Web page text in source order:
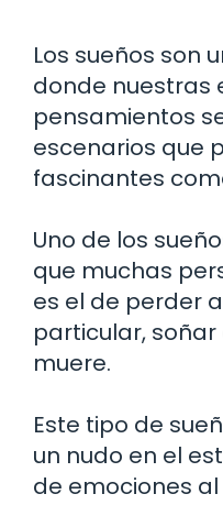
Los sueños son
donde nuestras
pensamientos
escenarios que
fascinantes
Uno de los
que muchas
es el de perder
particular,
muere.
Este tipo de
un nudo en el
de emociones